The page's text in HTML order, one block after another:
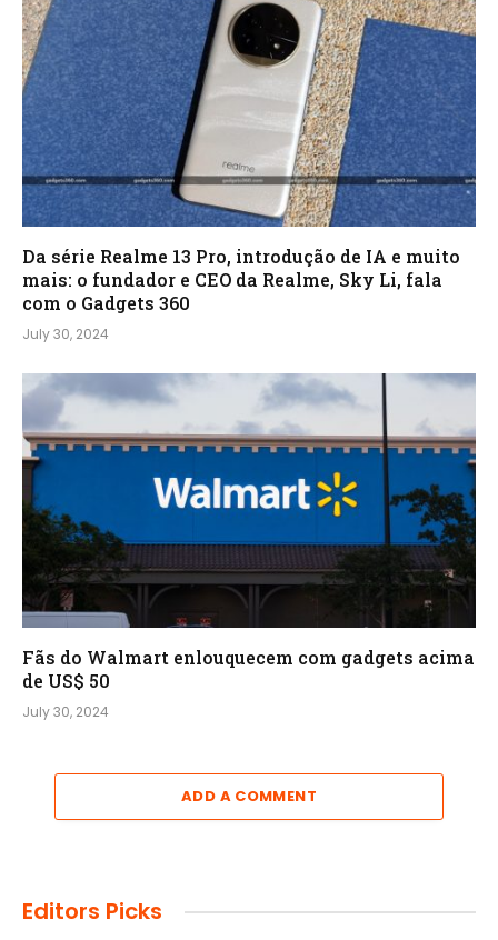
Da série Realme 13 Pro, introdução de IA e muito
mais: o fundador e CEO da Realme, Sky Li, fala
com o Gadgets 360
July 30, 2024
Fãs do Walmart enlouquecem com gadgets acima
de US$ 50
July 30, 2024
ADD A COMMENT
Editors Picks